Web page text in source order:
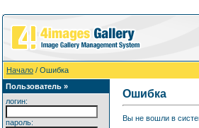
Начало / Ошибка
Пользователь »
логин:
пароль:
Ошибка
Вы не вошли в